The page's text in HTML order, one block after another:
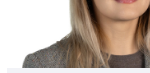
Industriālā mikrobioloģija